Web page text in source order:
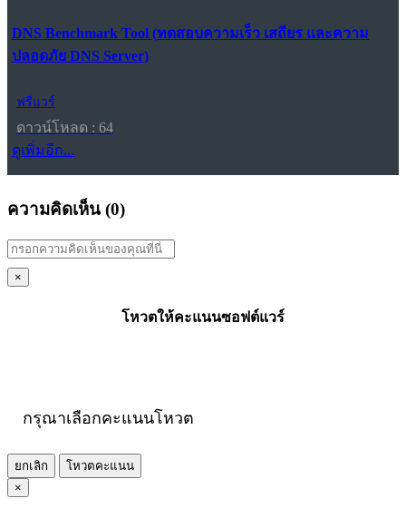
DNS Benchmark Tool (ทดสอบความเร็ว เสถียร และความ
ปลอดภัย DNS Server)
ฟรีแวร์
ดาวน์โหลด : 64
ดูเพิ่มอีก...
ความคิดเห็น (0)
×
โหวตให้คะแนนซอฟต์แวร์
กรุณาเลือกคะแนนโหวต
ยกเลิก
โหวตคะแนน
×